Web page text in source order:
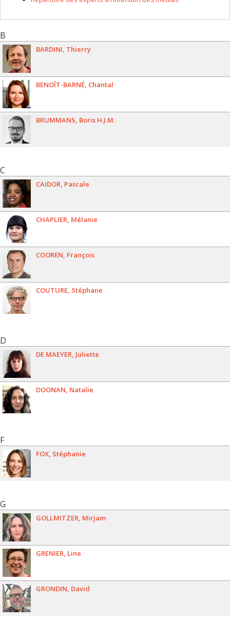
B
BARDINI Thierry
BENOÎT-BARNÉ Chantal
BRUMMANS Boris H.J.M.
C
CAIDOR Pascale
CHAPLIER Mélanie
COOREN François
COUTURE Stéphane
D
DE MAEYER Juliette
DOONAN Natalie
F
FOX Stéphanie
G
GOLLMITZER Mirjam
GRENIER Line
GRONDIN David